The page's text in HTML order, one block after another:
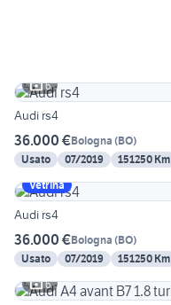
6
Audi rs4
36.000 €Bologna (BO)
Usato
07/2019 151250 Km
Vetrina
Audi rs4
36.000 €Bologna (BO)
Usato
07/2019 151250 Km
6